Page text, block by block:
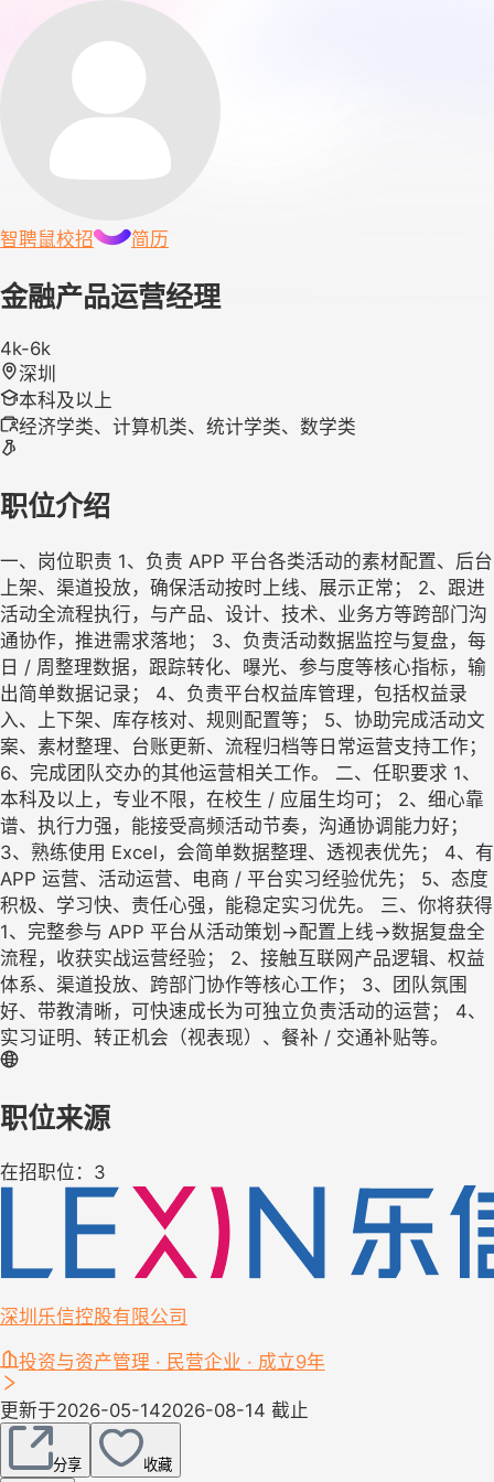
智聘鼠校招 简历
金融产品运营经理
4k-6k
深圳
本科及以上
经济学类、计算机类、统计学类、数学类
职位介绍
一、岗位职责 1、负责 APP 平台各类活动的素材配置、后台
上架、渠道投放，确保活动按时上线、展示正常； 2、跟进
活动全流程执行，与产品、设计、技术、业务方等跨部门沟
通协作，推进需求落地； 3、负责活动数据监控与复盘，每
日 / 周整理数据，跟踪转化、曝光、参与度等核心指标，输
出简单数据记录； 4、负责平台权益库管理，包括权益录
入、上下架、库存核对、规则配置等； 5、协助完成活动文
案、素材整理、台账更新、流程归档等日常运营支持工作；
6、完成团队交办的其他运营相关工作。 二、任职要求 1、
本科及以上，专业不限，在校生 / 应届生均可； 2、细心靠
谱、执行力强，能接受高频活动节奏，沟通协调能力好；
3、熟练使用 Excel，会简单数据整理、透视表优先； 4、有
APP 运营、活动运营、电商 / 平台实习经验优先； 5、态度
积极、学习快、责任心强，能稳定实习优先。 三、你将获得
1、完整参与 APP 平台从活动策划→配置上线→数据复盘全
流程，收获实战运营经验； 2、接触互联网产品逻辑、权益
体系、渠道投放、跨部门协作等核心工作； 3、团队氛围
好、带教清晰，可快速成长为可独立负责活动的运营； 4、
实习证明、转正机会（视表现）、餐补 / 交通补贴等。
职位来源
在招职位：3
深圳乐信控股有限公司
投资与资产管理 · 民营企业 · 成立9年
更新于2026-05-142026-08-14 截止
分享 收藏